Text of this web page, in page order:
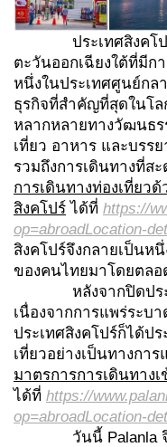
ประเทศสิงคโ
ตะวันออกเฉียงใต้ที่มีก
หนึ่งในประเทศศูนย์กล
ธุรกิจที่สำคัญที่สุดในโล
หลากหลายทางวัฒนธ
เที่ยว อาหาร และบรร
รวมถึงการเดินทางที่ส
การเดินทางท่องเที่ยว
สิงคโปร์ ได้ที่ https://
op=abroadLocation-
สิงคโปร์จึงกลายเป็นห
ของคนไทยมาโดยตลอ
หลังจากปิดปร
เนื่องจากการแพร่ระบ
ประเทศสิงคโปร์ก็ได้ป
เที่ยวอย่างเป็นทางกา
มาตรการการเดินทาง
ได้ที่ https://
op=abroadLocation-
วันนี้ Palanla